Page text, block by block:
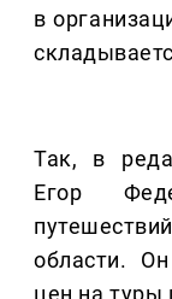
в
Так, в
Егор
области.
цен на туры